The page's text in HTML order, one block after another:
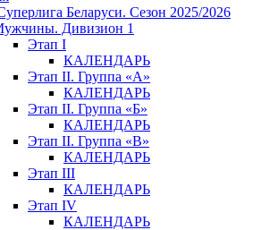
Беларуси. Сезон 2025/2026
Дивизион 1
Этап I
КАЛЕНДАРЬ
Этап II. Группа «А»
КАЛЕНДАРЬ
Этап II. Группа «Б»
КАЛЕНДАРЬ
Этап II. Группа «В»
КАЛЕНДАРЬ
Этап III
КАЛЕНДАРЬ
Этап IV
КАЛЕНДАРЬ